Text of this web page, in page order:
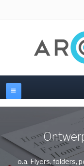
o.a. Flyers, folders,